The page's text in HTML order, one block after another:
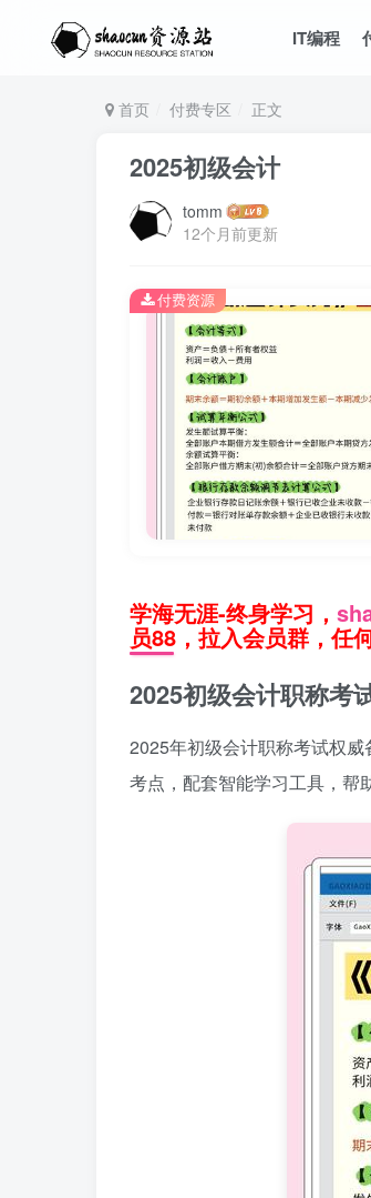
IT编程
首页 付费专区 正文
2025初级会计
tomm
12个月前更新
付费资源
学海无涯-终身学习，
员88，拉入会员群，任
2025初级会计职称考
2025年初级会计职称考试权
考点，配套智能学习工具，帮